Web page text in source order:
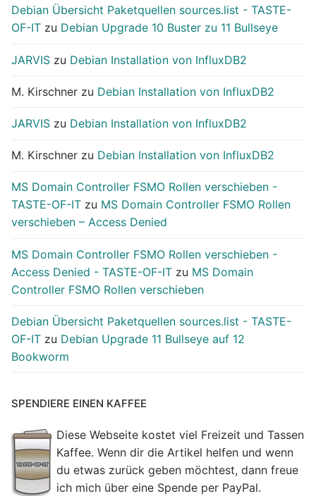
Debian Übersicht Paketquellen sources.list - TASTE-
OF-IT zu Debian Upgrade 10 Buster zu 11 Bullseye
JARVIS zu Debian Installation von InfluxDB2
M. Kirschner zu Debian Installation von InfluxDB2
JARVIS zu Debian Installation von InfluxDB2
M. Kirschner zu Debian Installation von InfluxDB2
MS Domain Controller FSMO Rollen verschieben -
TASTE-OF-IT zu MS Domain Controller FSMO Rollen
verschieben – Access Denied
MS Domain Controller FSMO Rollen verschieben -
Access Denied - TASTE-OF-IT zu MS Domain
Controller FSMO Rollen verschieben
Debian Übersicht Paketquellen sources.list - TASTE-
OF-IT zu Debian Upgrade 11 Bullseye auf 12
Bookworm
SPENDIERE EINEN KAFFEE
Diese Webseite kostet viel Freizeit und Tassen
Kaffee. Wenn dir die Artikel helfen und wenn
du etwas zurück geben möchtest, dann freue
ich mich über eine Spende per PayPal.